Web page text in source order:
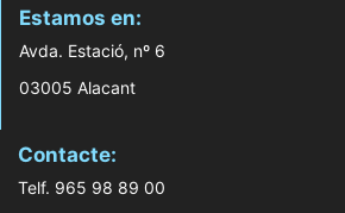
Estamos en:
Avda. Estació, nº 6
03005 Alacant
Contacte:
Telf. 965 98 89 00